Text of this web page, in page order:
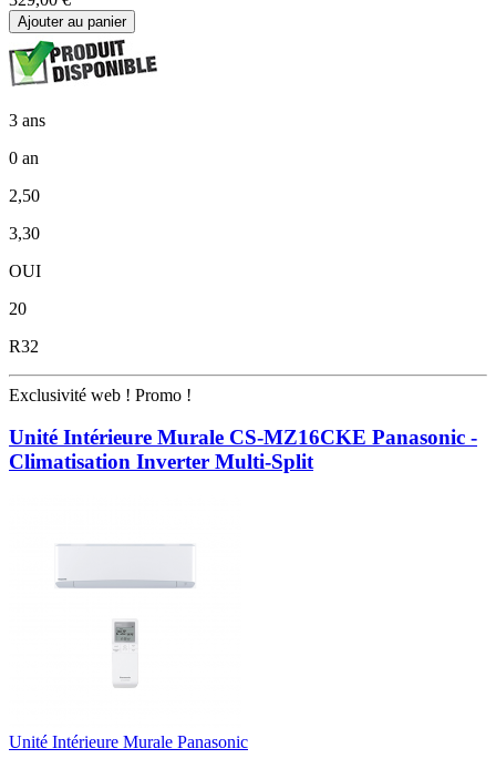
Ajouter au panier
3 ans
0 an
2,50
3,30
OUI
20
R32
Exclusivité web ! Promo !
Unité Intérieure Murale CS-MZ16CKE Panasonic -
Climatisation Inverter Multi-Split
Unité Intérieure Murale Panasonic